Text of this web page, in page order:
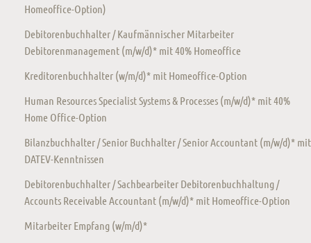
Homeoffice-Option)
Debitorenbuchhalter / Kaufmännischer Mitarbeiter
Debitorenmanagement (m/w/d)* mit 40% Homeoffice
Kreditorenbuchhalter (w/m/d)* mit Homeoffice-Option
Human Resources Specialist Systems & Processes (m/w/d)* mit 40%
Home Office-Option
Bilanzbuchhalter / Senior Buchhalter / Senior Accountant (m/w/d)* mit
DATEV-Kenntnissen
Debitorenbuchhalter / Sachbearbeiter Debitorenbuchhaltung /
Accounts Receivable Accountant (m/w/d)* mit Homeoffice-Option
Mitarbeiter Empfang (w/m/d)*